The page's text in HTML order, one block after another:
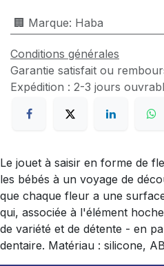
🏢 Marque: Haba
Conditions générales
Garantie satisfait ou
Expédition : 2-3 jours
Le jouet à saisir en forme de
les bébés à un voyage de
que chaque fleur a une
qui, associée à l'élément
de variété et de détente - en
dentaire. Matériau : silicone,